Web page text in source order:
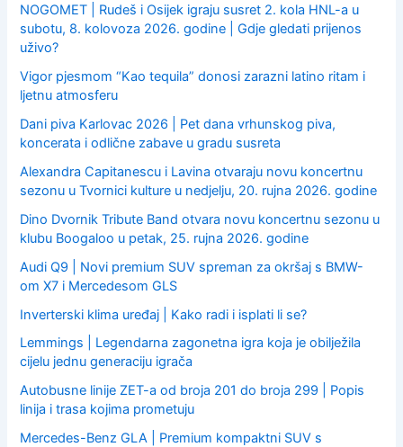
NOGOMET | Rudeš i Osijek igraju susret 2. kola HNL-a u
subotu, 8. kolovoza 2026. godine | Gdje gledati prijenos
uživo?
Vigor pjesmom “Kao tequila” donosi zarazni latino ritam i
ljetnu atmosferu
Dani piva Karlovac 2026 | Pet dana vrhunskog piva,
koncerata i odlične zabave u gradu susreta
Alexandra Capitanescu i Lavina otvaraju novu koncertnu
sezonu u Tvornici kulture u nedjelju, 20. rujna 2026. godine
Dino Dvornik Tribute Band otvara novu koncertnu sezonu u
klubu Boogaloo u petak, 25. rujna 2026. godine
Audi Q9 | Novi premium SUV spreman za okršaj s BMW-
om X7 i Mercedesom GLS
Inverterski klima uređaj | Kako radi i isplati li se?
Lemmings | Legendarna zagonetna igra koja je obilježila
cijelu jednu generaciju igrača
Autobusne linije ZET-a od broja 201 do broja 299 | Popis
linija i trasa kojima prometuju
Mercedes-Benz GLA | Premium kompaktni SUV s